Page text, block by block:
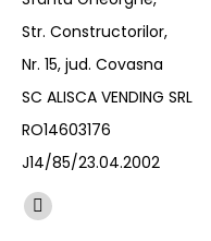
Str. Constructorilor,
Nr. 15, jud. Covasna
SC ALISCA VENDING SRL
RO14603176
J14/85/23.04.2002
Find us on:
Facebook